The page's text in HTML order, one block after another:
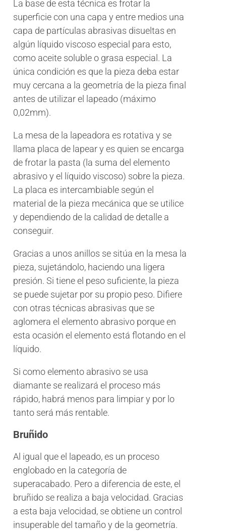
La base de esta técnica es frotar la
superficie con una capa y entre medios una
capa de partículas abrasivas disueltas en
algún líquido viscoso especial para esto,
como aceite soluble o grasa especial. La
única condición es que la pieza deba estar
muy cercana a la geometría de la pieza final
antes de utilizar el lapeado (máximo
0,02mm).
La mesa de la lapeadora es rotativa y se
llama placa de lapear y es quien se encarga
de frotar la pasta (la suma del elemento
abrasivo y el líquido viscoso) sobre la pieza.
La placa es intercambiable según el
material de la pieza mecánica que se utilice
y dependiendo de la calidad de detalle a
conseguir.
Gracias a unos anillos se sitúa en la mesa la
pieza, sujetándolo, haciendo una ligera
presión. Si tiene el peso suficiente, la pieza
se puede sujetar por su propio peso. Difiere
con otras técnicas abrasivas que se
aglomera el elemento abrasivo porque en
esta ocasión el elemento está flotando en el
líquido.
Si como elemento abrasivo se usa
diamante se realizará el proceso más
rápido, habrá menos para limpiar y por lo
tanto será más rentable.
Bruñido
Al igual que el lapeado, es un proceso
englobado en la categoría de
superacabado. Pero a diferencia de este, el
bruñido se realiza a baja velocidad. Gracias
a esta baja velocidad, se obtiene un control
insuperable del tamaño y de la geometría.